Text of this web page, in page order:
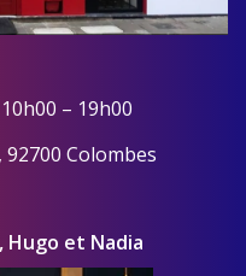
– 19h00
Colombes
Hugo et Nadia